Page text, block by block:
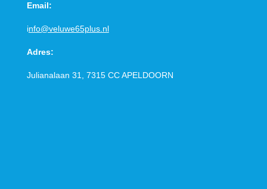
Email:
info@veluwe65plus.nl
Adres:
Julianalaan 31, 7315 CCAPELDOORN